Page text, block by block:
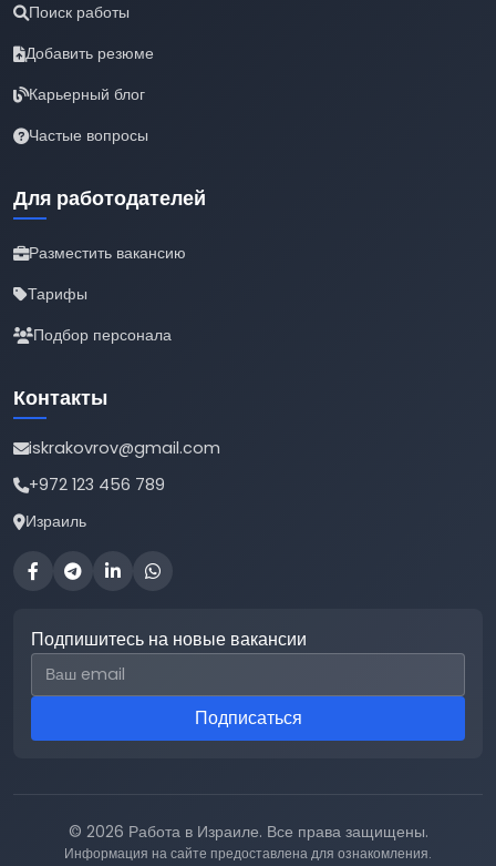
Поиск работы
Добавить резюме
Карьерный блог
Частые вопросы
Для работодателей
Разместить вакансию
Тарифы
Подбор персонала
Контакты
iskrakovrov@gmail.com
+972 123 456 789
Израиль
Подпишитесь на новые вакансии
Email для подписки
Подписаться
© 2026 Работа в Израиле. Все права защищены.
Информация на сайте предоставлена для ознакомления.